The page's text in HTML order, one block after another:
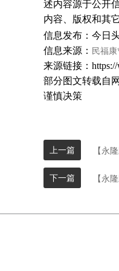
述内容源于公开
内容、版权和其
信息发布：今日
信息来源： 民福
来源链接：https://
部分图文转载自
谨慎决策
上一篇 【永
下一篇 【永